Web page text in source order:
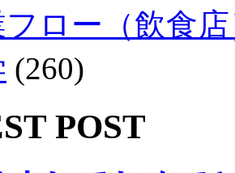
フロー（飲食
(260)
POST